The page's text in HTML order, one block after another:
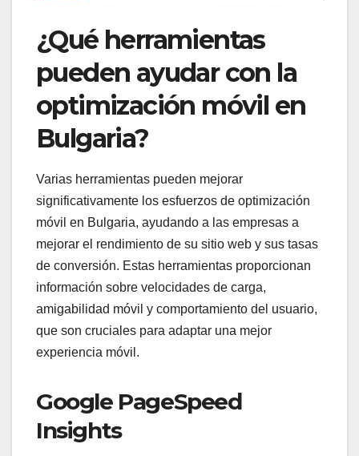
¿Qué herramientas
pueden ayudar con la
optimización móvil en
Bulgaria?
Varias herramientas pueden mejorar
significativamente los esfuerzos de optimización
móvil en Bulgaria, ayudando a las empresas a
mejorar el rendimiento de su sitio web y sus tasas
de conversión. Estas herramientas proporcionan
información sobre velocidades de carga,
amigabilidad móvil y comportamiento del usuario,
que son cruciales para adaptar una mejor
experiencia móvil.
Google PageSpeed
Insights